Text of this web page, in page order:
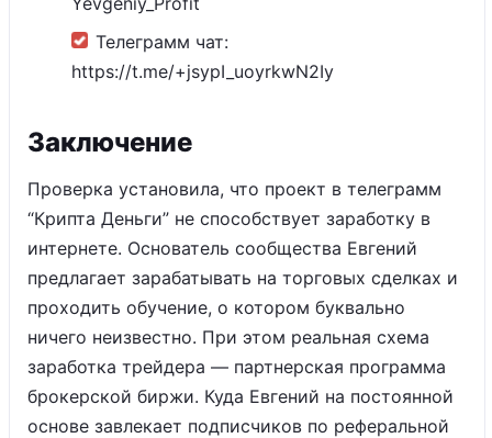
Телеграмм чат:
https://t.me/+jsypI_uoyrkwN2Iy
Заключение
Проверка установила, что проект в телеграмм
“Крипта Деньги” не способствует заработку в
интернете. Основатель сообщества Евгений
предлагает зарабатывать на торговых сделках и
проходить обучение, о котором буквально
ничего неизвестно. При этом реальная схема
заработка трейдера — партнерская программа
брокерской биржи. Куда Евгений на постоянной
основе завлекает подписчиков по реферальной